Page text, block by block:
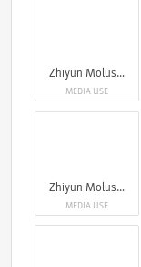
Zhiyun Molus G300
MEDIA USE
Zhiyun Molus G300
MEDIA USE